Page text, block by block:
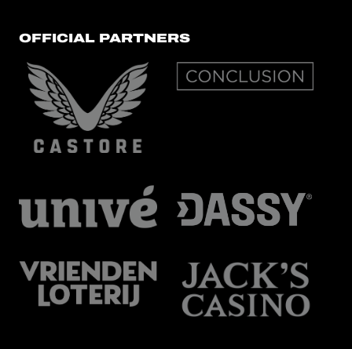
OFFICIAL PARTNERS